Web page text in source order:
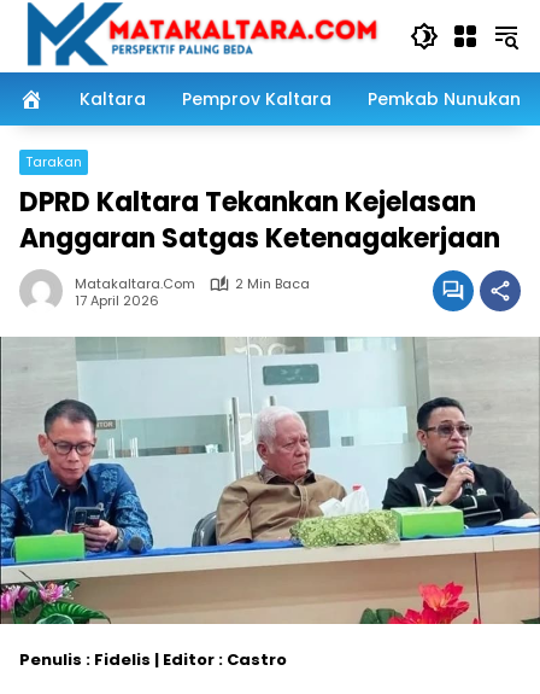
Langsung
konten
Kaltara
Pemprov Kaltara Pemkab Nunukan
Tarakan
DPRD Kaltara Tekankan Kejelasan
Anggaran Satgas Ketenagakerjaan
Matakaltara.com
2 Min Baca
17 April 2026
Penulis : Fidelis | Editor : Castro